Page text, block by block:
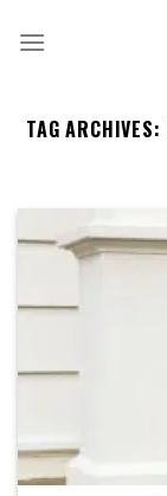
TAG ARCHIVES: